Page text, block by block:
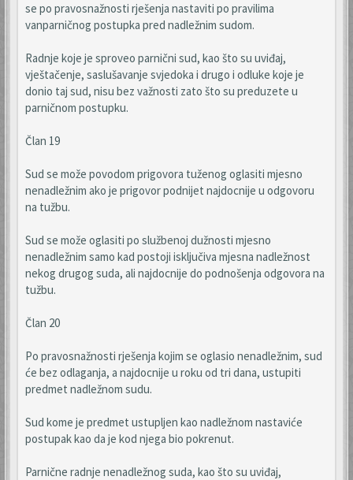
se po pravosnažnosti rješenja nastaviti po pravilima
vanparničnog postupka pred nadležnim sudom.
Radnje koje je sproveo parnični sud, kao što su uviđaj,
vještačenje, saslušavanje svjedoka i drugo i odluke koje je
donio taj sud, nisu bez važnosti zato što su preduzete u
parničnom postupku.
Član 19
Sud se može povodom prigovora tuženog oglasiti mjesno
nenadležnim ako je prigovor podnijet najdocnije u odgovoru
na tužbu.
Sud se može oglasiti po službenoj dužnosti mjesno
nenadležnim samo kad postoji isključiva mjesna nadležnost
nekog drugog suda, ali najdocnije do podnošenja odgovora na
tužbu.
Član 20
Po pravosnažnosti rješenja kojim se oglasio nenadležnim, sud
će bez odlaganja, a najdocnije u roku od tri dana, ustupiti
predmet nadležnom sudu.
Sud kome je predmet ustupljen kao nadležnom nastaviće
postupak kao da je kod njega bio pokrenut.
Parnične radnje nenadležnog suda, kao što su uviđaj,